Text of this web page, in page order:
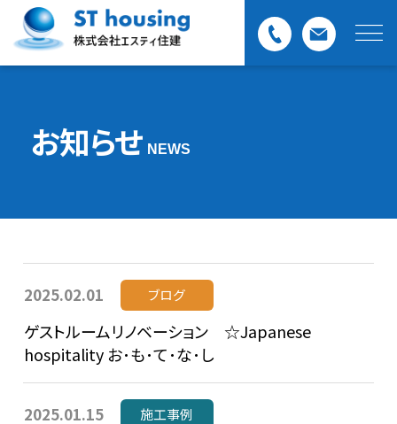
お知らせ NEWS
2025.02.01 ブログ
ゲストルームリノベーション ☆Japanese
hospitality お･も･て･な･し
2025.01.15 施工事例